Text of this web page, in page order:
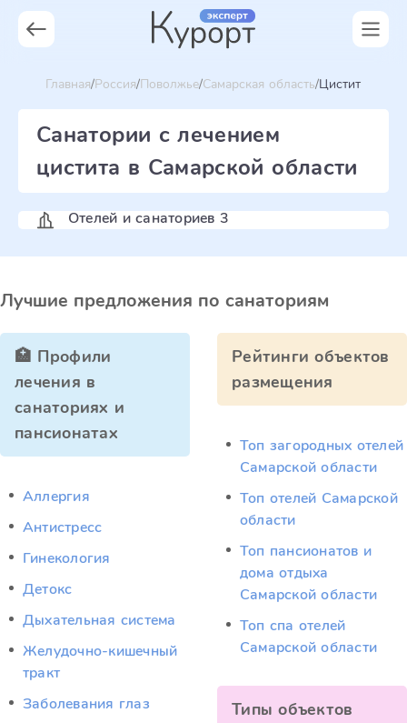
Главная Россия Поволжье Самарская область Цистит
Санатории с лечением
цистита в Самарской области
Отелей и санаториев 3
Лучшие предложения по санаториям
🏥 Профили
лечения в
санаториях и
пансионатах
Аллергия
Антистресс
Гинекология
Детокс
Дыхательная система
Желудочно-кишечный
тракт
Заболевания глаз
Рейтинги объектов
размещения
Топ загородных отелей
Самарской области
Топ отелей Самарской
области
Топ пансионатов и
дома отдыха
Самарской области
Топ спа отелей
Самарской области
Типы объектов